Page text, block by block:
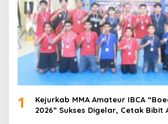
1
Kejurkab MMA Amateur IBCA
2026” Sukses Digelar, Cetak